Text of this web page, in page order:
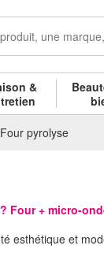
&
Four pyrolyse
Four + micro-
esthétique et